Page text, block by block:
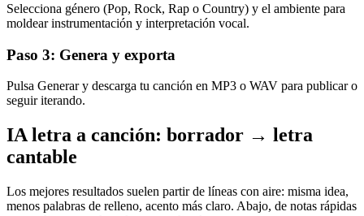
Selecciona género (Pop, Rock, Rap o Country) y el ambiente para
moldear instrumentación y interpretación vocal.
Paso 3: Genera y exporta
Pulsa Generar y descarga tu canción en MP3 o WAV para publicar o
seguir iterando.
IA letra a canción: borrador → letra
cantable
Los mejores resultados suelen partir de líneas con aire: misma idea,
menos palabras de relleno, acento más claro. Abajo, de notas rápidas